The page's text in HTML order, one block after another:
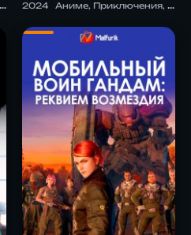
2024 Аниме, Приключения, Фэнтези, Экшен